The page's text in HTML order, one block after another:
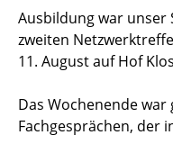
Ausbildung war
zweiten
11. August auf Hof
Das Wochenende
Fachgesprächen, der